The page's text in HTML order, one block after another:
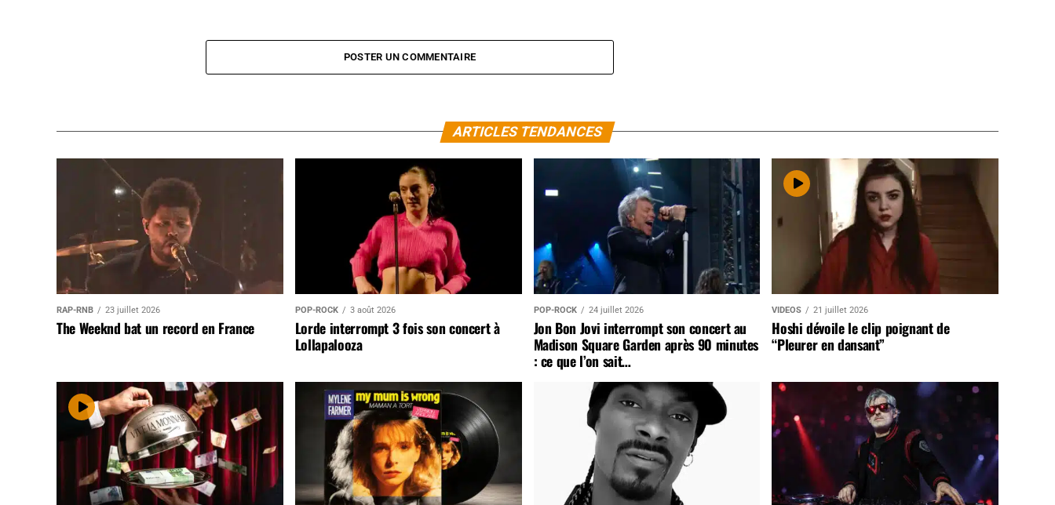
POSTER UN COMMENTAIRE
ARTICLES TENDANCES
RAP-RNB 23 juillet 2026
The Weeknd bat un record en France
POP-ROCK 3 août 2026
Lorde interrompt 3 fois son concert à
Lollapalooza
POP-ROCK 24 juillet 2026
Jon Bon Jovi interrompt son concert au
Madison Square Garden après 90 minutes
: ce que l’on sait…
VIDEOS 21 juillet 2026
Hoshi dévoile le clip poignant de
“Pleurer en dansant”